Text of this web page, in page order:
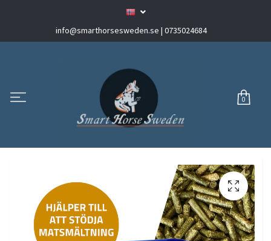
info@smarthorsesweden.se | 0735024684
0